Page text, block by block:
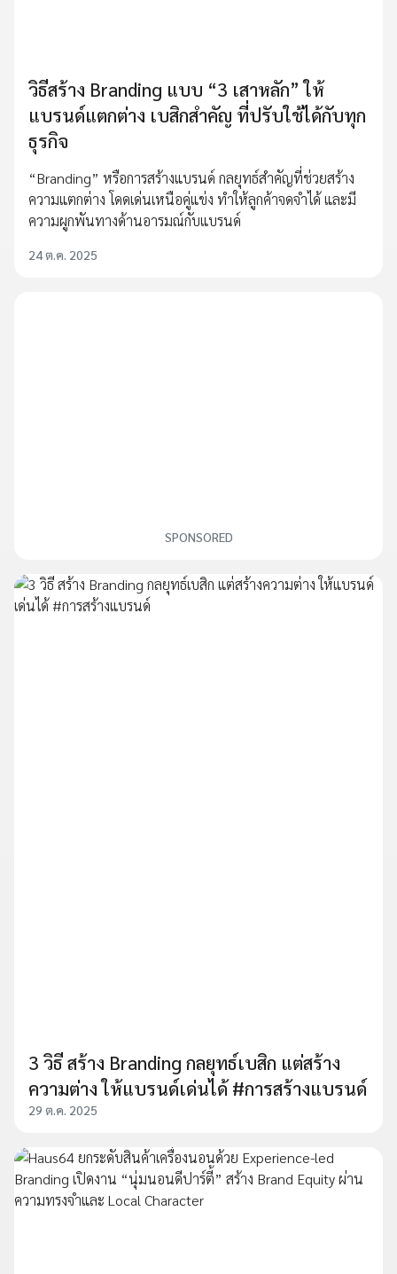
วิธีสร้าง Branding แบบ “3 เสาหลัก” ให้
แบรนด์แตกต่าง เบสิกสำคัญ ที่ปรับใช้ได้กับทุก
ธุรกิจ
“Branding” หรือการสร้างแบรนด์ กลยุทธ์สำคัญที่ช่วยสร้าง
ความแตกต่าง โดดเด่นเหนือคู่แข่ง ทำให้ลูกค้าจดจำได้ และมี
ความผูกพันทางด้านอารมณ์กับแบรนด์
24 ต.ค. 2025
SPONSORED
3 วิธี สร้าง Branding กลยุทธ์เบสิก แต่สร้าง
ความต่าง ให้แบรนด์เด่นได้ #การสร้างแบรนด์
29 ต.ค. 2025